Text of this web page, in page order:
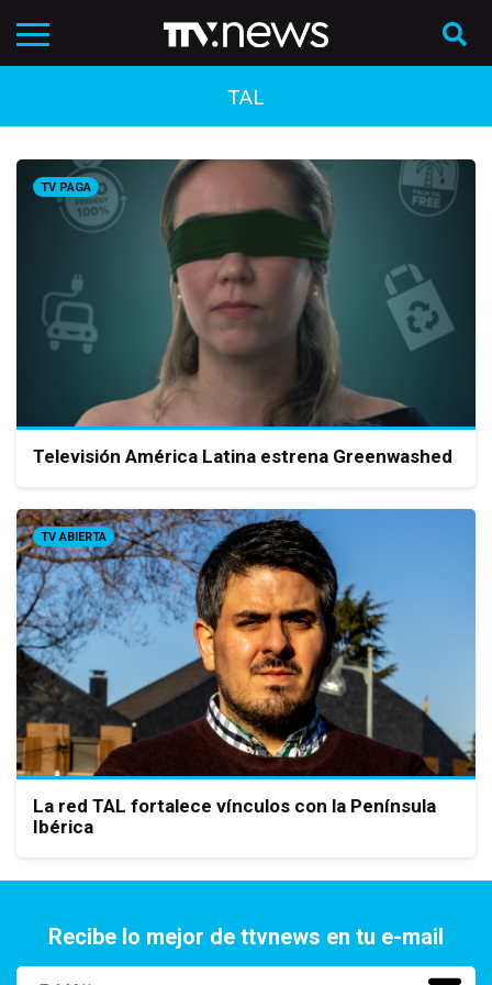
TAL
TV PAGA
Televisión América Latina estrena Greenwashed
TV ABIERTA
La red TAL fortalece vínculos con la Península
Ibérica
Recibe lo mejor de ttvnews en tu e-mail